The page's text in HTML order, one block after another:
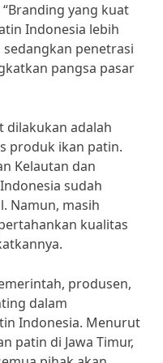
yang kuat
Indonesia lebih
penetrasi
pangsa pasar
dilakukan adalah
produk ikan patin.
Kelautan dan
sudah
Namun, masih
kualitas
produsen,
dalam
Indonesia. Menurut
patin di Jawa Timur,